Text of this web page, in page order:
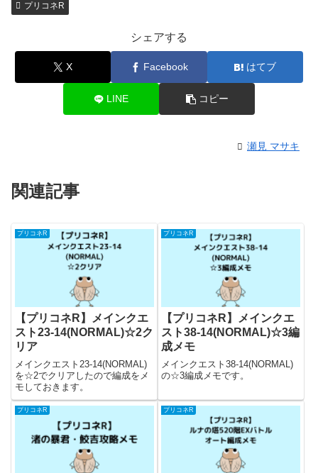
プリコネR
シェアする
X Facebook はてブ
LINE コピー
瀬見 マサキ
関連記事
プリコネR
【プリコネR】メインクエ
スト23-14(NORMAL)☆2ク
リア
メインクエスト23-14(NORMAL)
を☆2でクリアしたので編成をメ
モしておきます。
プリコネR
【プリコネR】メインクエ
スト38-14(NORMAL)☆3編
成メモ
メインクエスト38-14(NORMAL)
の☆3編成メモです。
プリコネR プリコネR